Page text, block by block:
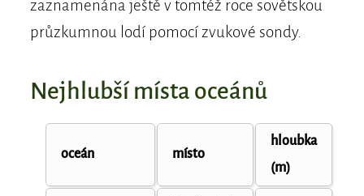
zaznamenána ještě v tomtéž roce sovětskou
průzkumnou lodí pomocí zvukové sondy.
Nejhlubší místa oceánů
oceán místo
hloubka
(m)